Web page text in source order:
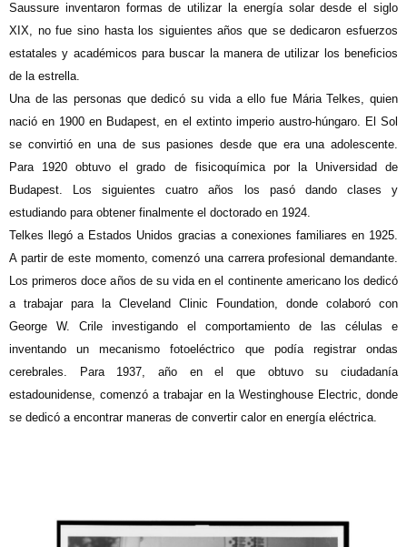
Saussure inventaron formas de utilizar la energía solar desde el siglo
XIX, no fue sino hasta los siguientes años que se dedicaron esfuerzos
estatales y académicos para buscar la manera de utilizar los beneficios
de la estrella.
Una de las personas que dedicó su vida a ello fue Mária Telkes, quien
nació en 1900 en Budapest, en el extinto imperio austro-húngaro. El Sol
se convirtió en una de sus pasiones desde que era una adolescente.
Para 1920 obtuvo el grado de fisicoquímica por la Universidad de
Budapest. Los siguientes cuatro años los pasó dando clases y
estudiando para obtener finalmente el doctorado en 1924.
Telkes llegó a Estados Unidos gracias a conexiones familiares en 1925.
A partir de este momento, comenzó una carrera profesional demandante.
Los primeros doce años de su vida en el continente americano los dedicó
a trabajar para la Cleveland Clinic Foundation, donde colaboró con
George W. Crile investigando el comportamiento de las células e
inventando un mecanismo fotoeléctrico que podía registrar ondas
cerebrales. Para 1937, año en el que obtuvo su ciudadanía
estadounidense, comenzó a trabajar en la Westinghouse Electric, donde
se dedicó a encontrar maneras de convertir calor en energía eléctrica.